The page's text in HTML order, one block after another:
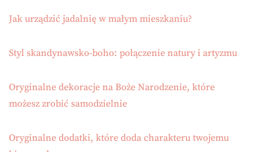
Jak urządzić jadalnię w małym mieszkaniu?
Styl skandynawsko-boho: połączenie natury i artyzmu
Oryginalne dekoracje na Boże Narodzenie, które
możesz zrobić samodzielnie
Oryginalne dodatki, które doda charakteru twojemu